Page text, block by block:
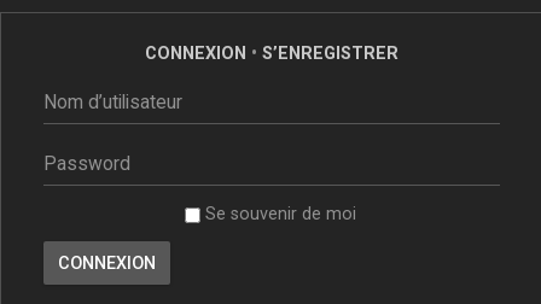
CONNEXION • S’ENREGISTRER
Se souvenir de moi